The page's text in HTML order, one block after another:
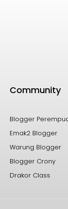
Community
Blogger
Emak2 Blogger
Warung Blogger
Blogger Crony
Drakor Class